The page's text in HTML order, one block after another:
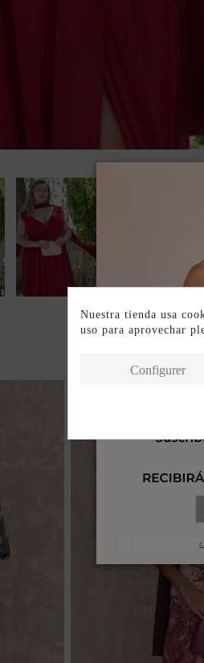
Nuestra tienda usa
uso para aprovechar
Configurer